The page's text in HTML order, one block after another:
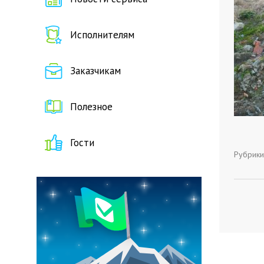
Исполнителям
Заказчикам
Полезное
Гости